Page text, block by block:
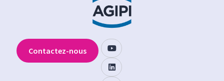
Contactez-nous